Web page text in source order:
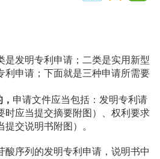
是发明专利申请；二类是实用新型
利申请；下面就是三种申请所需要
申请文件应当包括：发明专利请
时应当提交摘要附图）、权利要求
交说明书附图）。
序列的发明专利申请，说明书中